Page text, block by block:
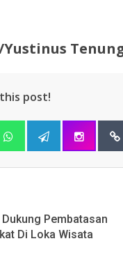
post!
Pembatasan
Di Loka Wisata